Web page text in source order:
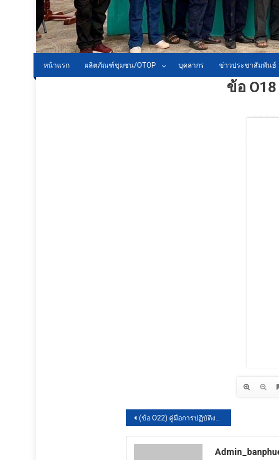
หน้าแรก ผลิตภัณฑ์ชุมชน/OTOP บุคลากร ข่าวประชาสัมพันธ์
ข้อ
แนะแนว
เรื่อง
(ข้อ O22) คู่มือการปฏิบัติงานกระบวนการจัดการ